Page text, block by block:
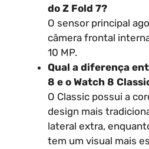
do Z Fold 7?
O sensor principal
câmera frontal
10 MP.
Qual a diferença
8 e o Watch 8
O Classic possui a
design mais
lateral extra,
tem um visual mais